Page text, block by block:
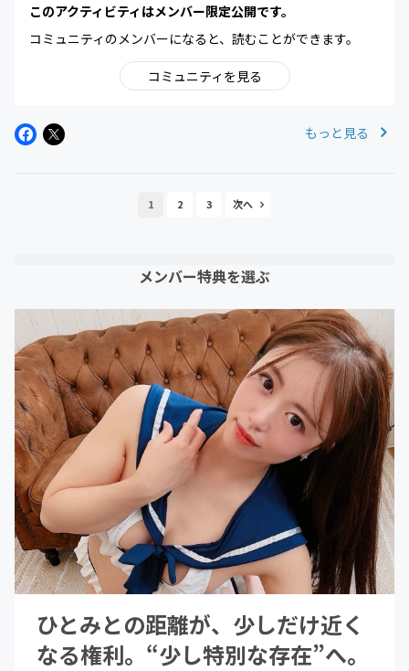
このアクティビティはメンバー限定公開です。
コミュニティのメンバーになると、読むことができます。
コミュニティを見る
もっと見る
1 2 3
メンバー特典を選ぶ
ひとみとの距離が、少しだけ近く
なる権利。“少し特別な存在”へ。